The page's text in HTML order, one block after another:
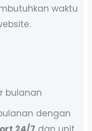
waktu
bulanan
dengan